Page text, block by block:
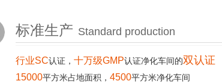
标准生产 Standard production
行业SC认证， 十万级GMP认证净化车间的双认证
15000平方米占地面积， 4500平方米净化车间